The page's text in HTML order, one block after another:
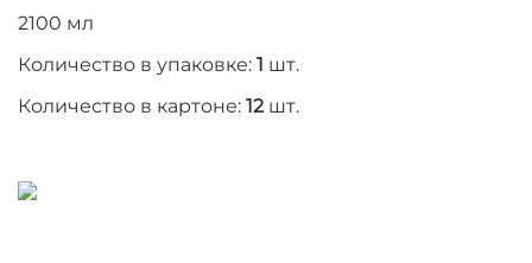
2100 мл
Количество в упаковке: 1 шт.
Количество в картоне: 12 шт.